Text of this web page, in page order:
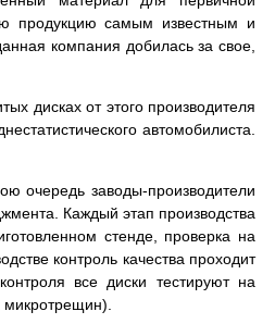
продукцию самым известным и
компания добилась за свое,
дисках от этого производителя
автомобилиста.
очередь заводы-производители
Каждый этап производства
стенде, проверка на
контроль качества проходит
все диски тестируют на
микротрещин).